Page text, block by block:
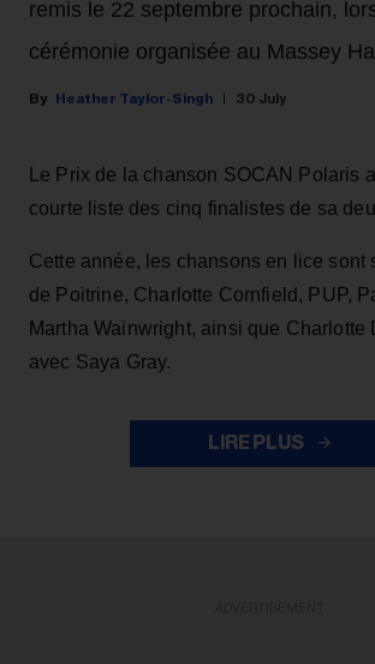
remis le 22 septembre prochain,
cérémonie organisée au Massey
Heather Taylor-Singh 30 July
Le Prix de la chanson SOCAN Polaris
courte liste des cinq finalistes de sa
Cette année, les chansons en lice sont
de Poitrine, Charlotte Cornfield, PUP,
Martha Wainwright, ainsi que Charlotte
avec Saya Gray.
LIRE PLUS